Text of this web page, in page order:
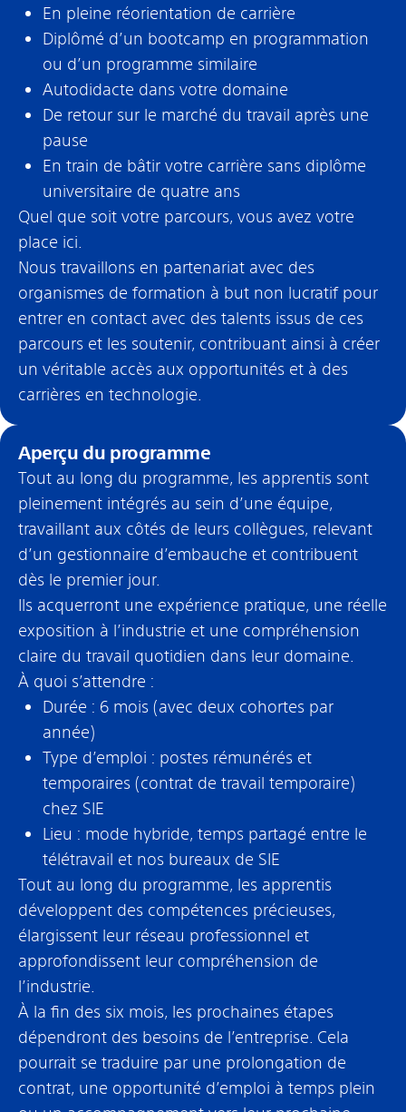
En pleine réorientation de carrière
Diplômé d’un bootcamp en programmation
ou d’un programme similaire
Autodidacte dans votre domaine
De retour sur le marché du travail après une
pause
En train de bâtir votre carrière sans diplôme
universitaire de quatre ans
Quel que soit votre parcours, vous avez votre
place ici.
Nous travaillons en partenariat avec des
organismes de formation à but non lucratif pour
entrer en contact avec des talents issus de ces
parcours et les soutenir, contribuant ainsi à créer
un véritable accès aux opportunités et à des
carrières en technologie.
Aperçu du programme
Tout au long du programme, les apprentis sont
pleinement intégrés au sein d’une équipe,
travaillant aux côtés de leurs collègues, relevant
d’un gestionnaire d’embauche et contribuent
dès le premier jour.
Ils acquerront une expérience pratique, une réelle
exposition à l’industrie et une compréhension
claire du travail quotidien dans leur domaine.
À quoi s’attendre :
Durée : 6 mois (avec deux cohortes par
année)
Type d’emploi : postes rémunérés et
temporaires (contrat de travail temporaire)
chez SIE
Lieu : mode hybride, temps partagé entre le
télétravail et nos bureaux de SIE
Tout au long du programme, les apprentis
développent des compétences précieuses,
élargissent leur réseau professionnel et
approfondissent leur compréhension de
l’industrie.
À la fin des six mois, les prochaines étapes
dépendront des besoins de l’entreprise. Cela
pourrait se traduire par une prolongation de
contrat, une opportunité d’emploi à temps plein